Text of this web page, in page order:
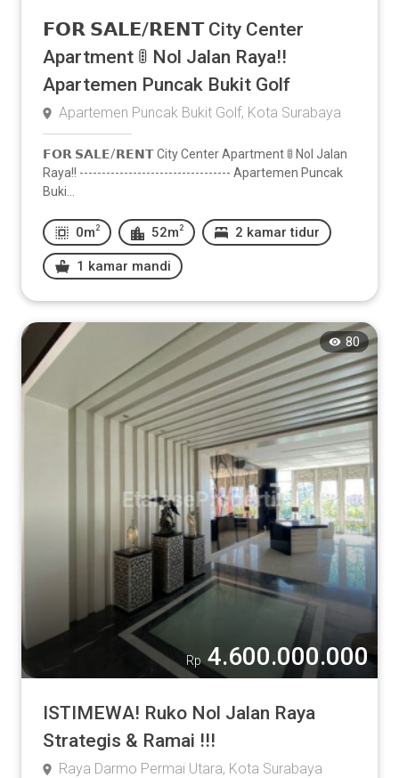
𝗙𝗢𝗥 𝗦𝗔𝗟𝗘/𝗥𝗘𝗡𝗧 City Center
Apartment 🚦 Nol Jalan Raya!!
Apartemen Puncak Bukit Golf
Apartemen Puncak Bukit Golf, Kota Surabaya
𝗙𝗢𝗥 𝗦𝗔𝗟𝗘/𝗥𝗘𝗡𝗧 City Center Apartment 🚦 Nol Jalan
Raya!! ---------------------------------- Apartemen Puncak
Buki...
0m 2 52m 2 2 kamar tidur
1 kamar mandi
80
Rp 4.600.000.000
ISTIMEWA! Ruko Nol Jalan Raya
Strategis & Ramai !!!
Raya Darmo Permai Utara, Kota Surabaya